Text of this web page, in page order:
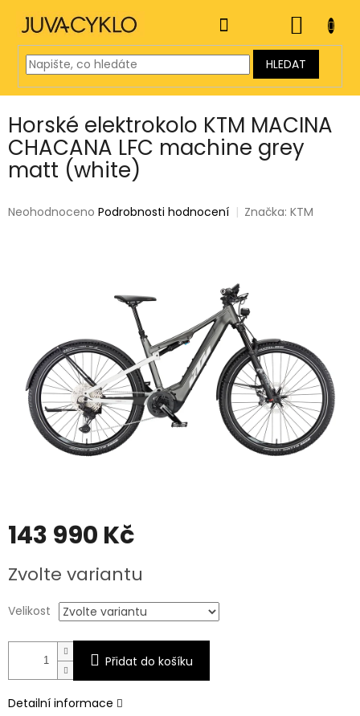
obsah
HLEDAT
KOŠÍK
Horské elektrokolo KTM MACINA
CHACANA LFC machine grey
matt (white)
Průměrné
Neohodnoceno Podrobnosti hodnocení Značka:KTM
143 990 Kč
cena:
Zvolte variantu
Velikost
Přidat do košíku
Detailní informace